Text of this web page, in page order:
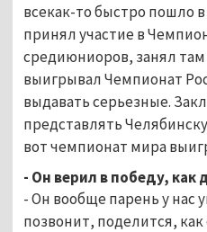
всекак-то быстро пошло в
принял участие в
средиюниоров, занял там
выигрывал Чемпионат
выдавать серьезные.
представлять
вот чемпионат мира
- Он верил в победу, как
- Он вообще парень у нас
позвонит, поделится,